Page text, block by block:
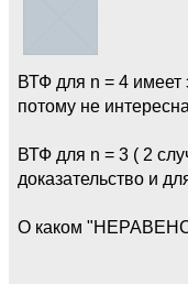
ВТФ для n = 4 имеет
потому не
ВТФ для n = 3 ( 2
доказательство и
О каком